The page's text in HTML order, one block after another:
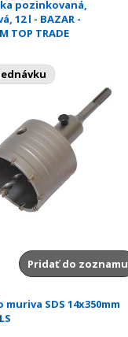
pozinkovaná,
12 l - BAZAR -
TOP TRADE
Pridať do zoznamu
SDS 14x350mm